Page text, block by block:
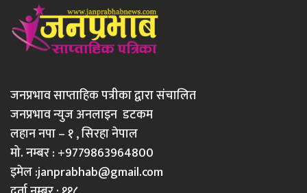
जनप्रभाव साप्ताहिक पत्रीका द्वारा संचालित
जनप्रभाव न्युज अनलाइन डटकम
लहान नपा – १ , सिरहा नेपाल
मो. नम्बर : +9779863964800
इमेल :janprabhab@gmail.com